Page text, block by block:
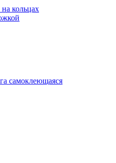
кольцах
самоклеющаяся